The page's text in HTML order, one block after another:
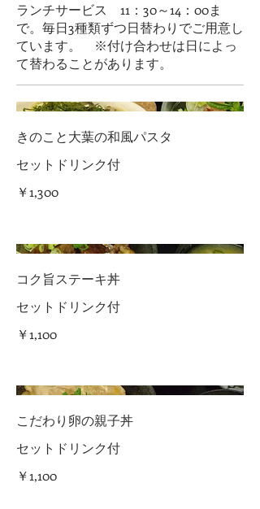
ランチサービス 11：30～14：00ま
で。毎日3種類ずつ日替わりでご用意し
ています。 ※付け合わせは日によっ
きのこと大葉の和風パスタ
セットドリンク付
￥1,300
コク旨ステーキ丼
セットドリンク付
￥1,100
こだわり卵の親子丼
セットドリンク付
￥1,100